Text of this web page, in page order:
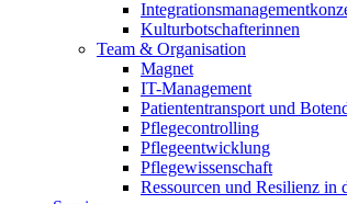
Kulturbotschafterinnen
Team & Organisation
Magnet
IT-Management
Patiententransport und
Pflegecontrolling
Pflegeentwicklung
Pflegewissenschaft
Ressourcen und Resilienz in